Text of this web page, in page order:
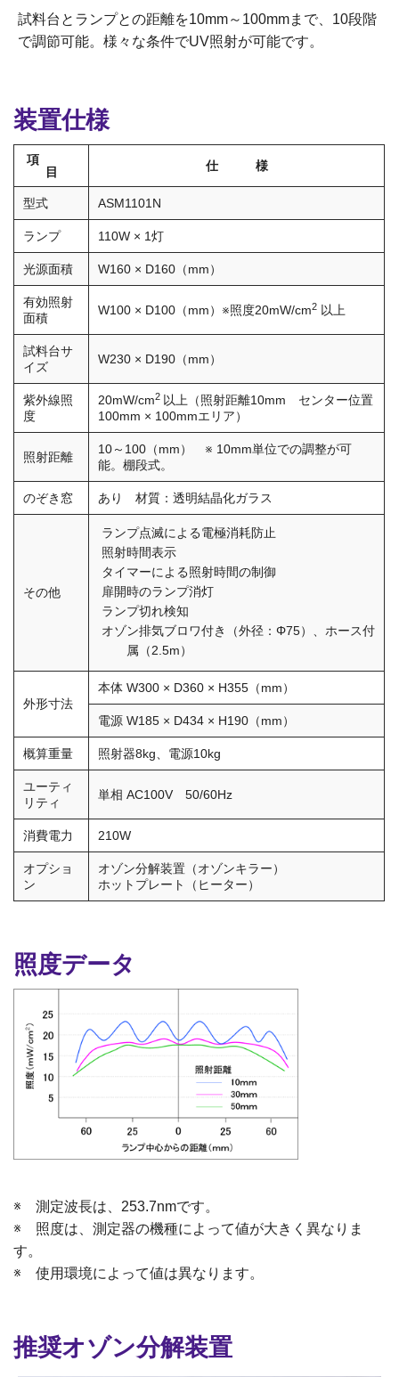
試料台とランプとの距離を10mm～100mmまで、10段階
で調節可能。様々な条件でUV照射が可能です。
装置仕様
項
目
仕 様
型式 ASM1101N
ランプ 110W × 1灯
光源面積 W160 × D160（mm）
有効照射
面積
W100 × D100（mm）※照度20mW/cm2 以上
試料台サ
イズ
W230 × D190（mm）
紫外線照
度
20mW/cm2 以上（照射距離10mm センター位置
100mm × 100mmエリア）
照射距離
10～100（mm） ※ 10mm単位での調整が可
能。棚段式。
のぞき窓 あり 材質：透明結晶化ガラス
その他
ランプ点滅による電極消耗防止
照射時間表示
タイマーによる照射時間の制御
扉開時のランプ消灯
ランプ切れ検知
オゾン排気ブロワ付き（外径：Φ75）、ホース付
属（2.5m）
外形寸法
本体 W300 × D360 × H355（mm）
電源 W185 × D434 × H190（mm）
概算重量 照射器8kg、電源10kg
ユーティ
リティ
単相 AC100V 50/60Hz
消費電力 210W
オプショ
ン
オゾン分解装置（オゾンキラー）
ホットプレート（ヒーター）
照度データ
※ 測定波長は、253.7nmです。
※ 照度は、測定器の機種によって値が大きく異なりま
す。
※ 使用環境によって値は異なります。
推奨オゾン分解装置